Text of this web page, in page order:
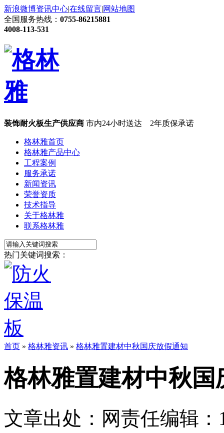
新浪微博资讯中心|在线留言|网站地图
全国服务热线： 0755-86215881
4008-113-531
装饰耐火板生产供应商 市内24小时送达 2年质保承诺
格林雅首页
格林雅产品中心
工程案例
服务承诺
新闻资讯
荣誉资质
技术指导
关于格林雅
联系格林雅
热门关键词搜索：
首页 » 格林雅资讯 » 格林雅置建材中秋国庆放假通知
格林雅置建材中秋国
文章出处： 网责任编辑：